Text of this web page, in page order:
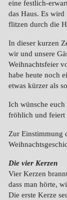
WINTER
eine festlich-
das Haus. Es
flitzen durch die
In dieser kurzen
wir und unsere
Weihnachtsfeier
habe heute noch
etwas kürzer als
Ich wünsche euch
fröhlich und feiert
Zur Einstimmung
Die vier Kerzen
Vier Kerzen
dass man hörte,
Die erste Kerze